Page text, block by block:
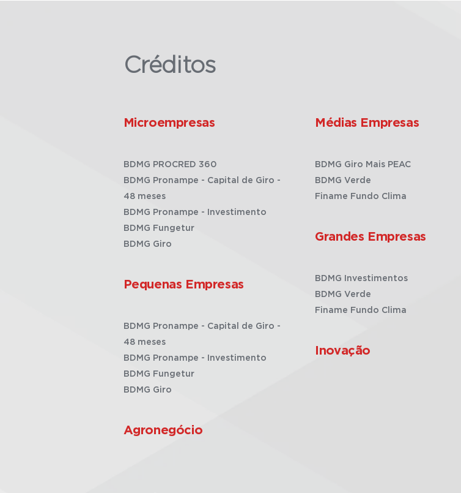
Créditos
Microempresas
BDMG PROCRED 360
BDMG Pronampe - Capital de Giro -
48 meses
BDMG Pronampe - Investimento
BDMG Fungetur
BDMG Giro
Pequenas Empresas
BDMG Pronampe - Capital de Giro -
48 meses
BDMG Pronampe - Investimento
BDMG Fungetur
BDMG Giro
Agronegócio
Médias Empresas
BDMG Giro Mais PEAC
BDMG Verde
Finame Fundo Clima
Grandes Empresas
BDMG Investimentos
BDMG Verde
Finame Fundo Clima
Inovação